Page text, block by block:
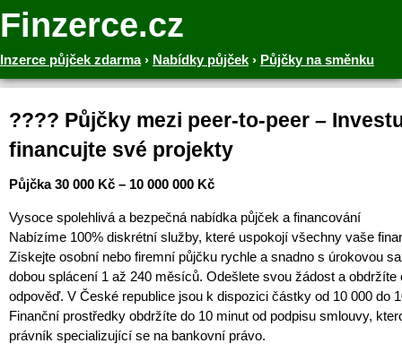
Finzerce.cz
Inzerce půjček zdarma› Nabídky půjček › Půjčky na směnku
???? Půjčky mezi peer-to-peer –
financujte své projekty
Půjčka 30 000 Kč – 10 000 000 Kč
Vysoce spolehlivá a bezpečná nabídka půjček a financování
Nabízíme 100% diskrétní služby, které uspokojí všechny vaše
Získejte osobní nebo firemní půjčku rychle a snadno s úrokovou
dobou splácení 1 až 240 měsíců. Odešlete svou žádost a obdržíte
odpověď. V České republice jsou k dispozici částky od 10 000 do
Finanční prostředky obdržíte do 10 minut od podpisu smlouvy,
právník specializující se na bankovní právo.